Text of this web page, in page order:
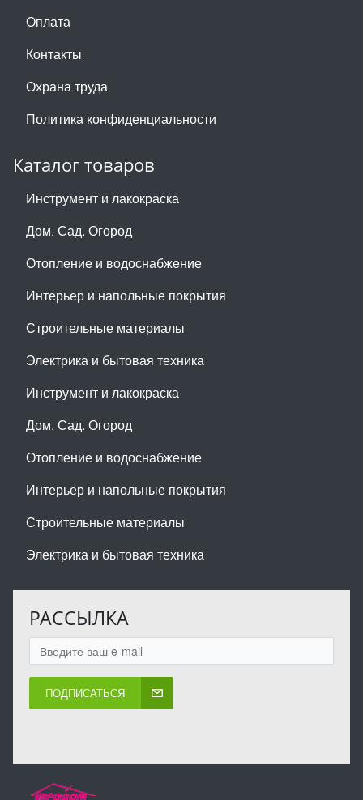
Оплата
Контакты
Охрана труда
Политика конфиденциальности
Каталог товаров
Инструмент и лакокраска
Дом. Сад. Огород
Отопление и водоснабжение
Интерьер и напольные покрытия
Строительные материалы
Электрика и бытовая техника
Инструмент и лакокраска
Дом. Сад. Огород
Отопление и водоснабжение
Интерьер и напольные покрытия
Строительные материалы
Электрика и бытовая техника
РАССЫЛКА
ПОДПИСАТЬСЯ